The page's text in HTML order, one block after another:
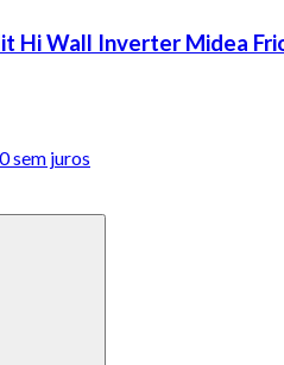
Hi Wall Inverter Midea
sem juros